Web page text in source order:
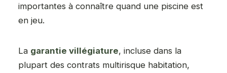
importantes à connaître quand une piscine est
en jeu.
La garantie villégiature, incluse dans la
plupart des contrats multirisque habitation,